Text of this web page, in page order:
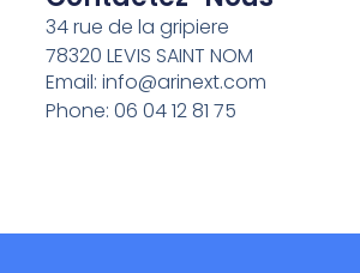
34 rue de la gripiere
78320 LEVIS SAINT NOM
Email: info@arinext.com
Phone: 06 04 12 81 75